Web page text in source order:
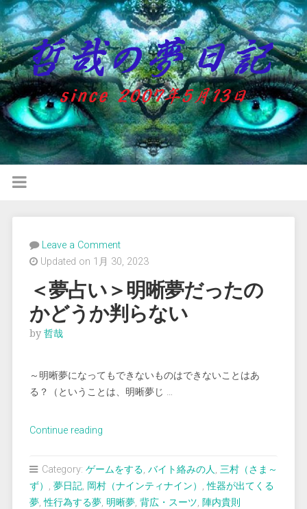
Leave a Comment
Updated on 1月 30, 2023
＜夢占い＞明晰夢だったの
かどうか判らない
by 哲哉
～明晰夢になってもできないものはできないことはあ
る？（ということは、明晰夢じ …
Continue reading“＜
い
＞
Category: ゲームをする, バイト絡みの人, 三村（さま～
ず） , 夢日記, 岡村（ナインティナイン） ,性器が出てくる
夢,性行為する夢, 明晰夢, 背広・スーツ, 陣内貴則